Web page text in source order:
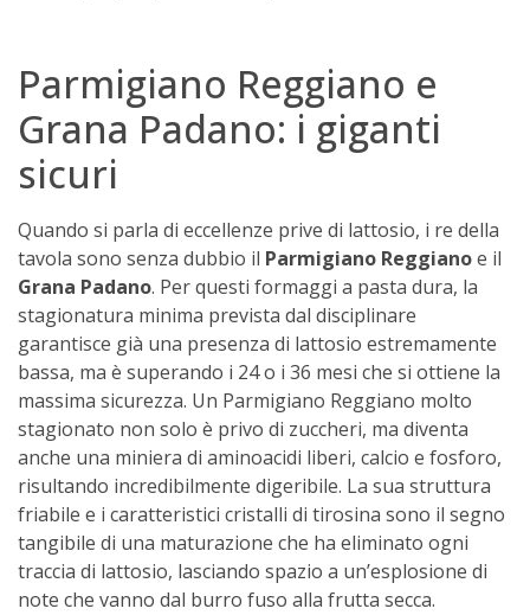
Parmigiano Reggiano e
Grana Padano: i giganti
sicuri
Quando si parla di eccellenze prive di lattosio, i re della
tavola sono senza dubbio il Parmigiano Reggianoe il
Grana Padano. Per questi formaggi a pasta dura, la
stagionatura minima prevista dal disciplinare
garantisce già una presenza di lattosio estremamente
bassa, ma è superando i 24 o i 36 mesi che si ottiene la
massima sicurezza. Un Parmigiano Reggiano molto
stagionato non solo è privo di zuccheri, ma diventa
anche una miniera di aminoacidi liberi, calcio e fosforo,
risultando incredibilmente digeribile. La sua struttura
friabile e i caratteristici cristalli di tirosina sono il segno
tangibile di una maturazione che ha eliminato ogni
traccia di lattosio, lasciando spazio a un’esplosione di
note che vanno dal burro fuso alla frutta secca.